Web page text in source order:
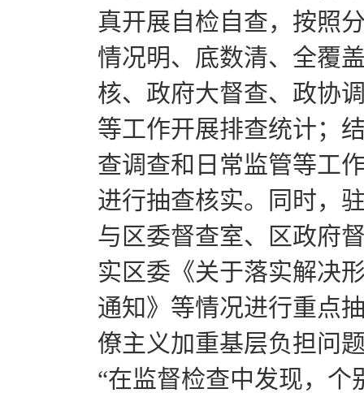
真开展自检自查，按照
情况明、底数清、全覆
核、政府大督查、政协
等工作开展排查统计；
查调查和日常监管等工
进行抽查核实。同时，
与区委督查室、区政府
实区委《关于落实解决
通知》等情况进行重点
僚主义加重基层负担问
“在监督检查中发现，